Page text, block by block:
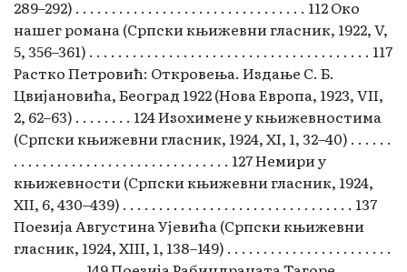
289–292) . . . . . . . . . . . . . . . . . . . . . . . . . . . . . . . . 112 Око
нашег романа (Српски књижевни гласник, 1922, V,
5, 356–361) . . . . . . . . . . . . . . . . . . . . . . . . . . . . . . . . . . . . . . . 117
Растко Петровић: Откровења. Издање С. Б.
Цвијановића, Београд 1922 (Нова Европа, 1923, VII,
2, 62–63) . . . . . . . . 124 Изохимене у књижевностима
(Српски књижевни гласник, 1924, XI, 1, 32–40) . . . . . .
. . . . . . . . . . . . . . . . . . . . . . . . . . . . . . 127 Немири у
књижевности (Српски књижевни гласник, 1924,
XII, 6, 430–439) . . . . . . . . . . . . . . . . . . . . . . . . . . . . . . . . 137
Поезија Августина Ујевића (Српски књижевни
гласник, 1924, XIII, 1, 138–149) . . . . . . . . . . . . . . . . . . . . . . .